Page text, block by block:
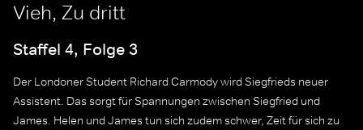
Vieh, Zu dritt
Staffel 4, Folge 3
Der Londoner Student Richard Carmody wird Siegfrieds neuer
Assistent. Das sorgt für Spannungen zwischen Siegfried und
James. Helen und James tun sich zudem schwer, Zeit für sich zu